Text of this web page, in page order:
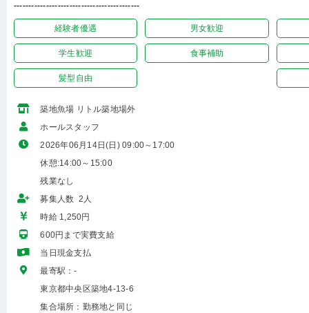
-------------------------------------------
経験者優遇 男女歓迎
学生歓迎 食事補助
髪型自由
築地魚場 リトル築地場外
ホールスタッフ
2026年06月14日(日) 09:00～17:00
休憩:14:00～15:00
残業なし
募集人数 2人
時給 1,250円
600円まで実費支給
当日現金支払
最寄駅：-
東京都中央区築地4-13-6
集合場所：勤務地と同じ